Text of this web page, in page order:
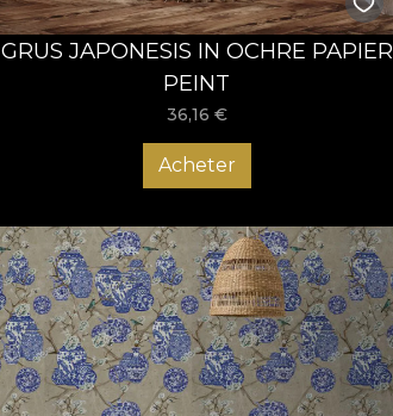
GRUS JAPONESIS IN OCHRE PAPIER
PEINT
36,16 €
Acheter